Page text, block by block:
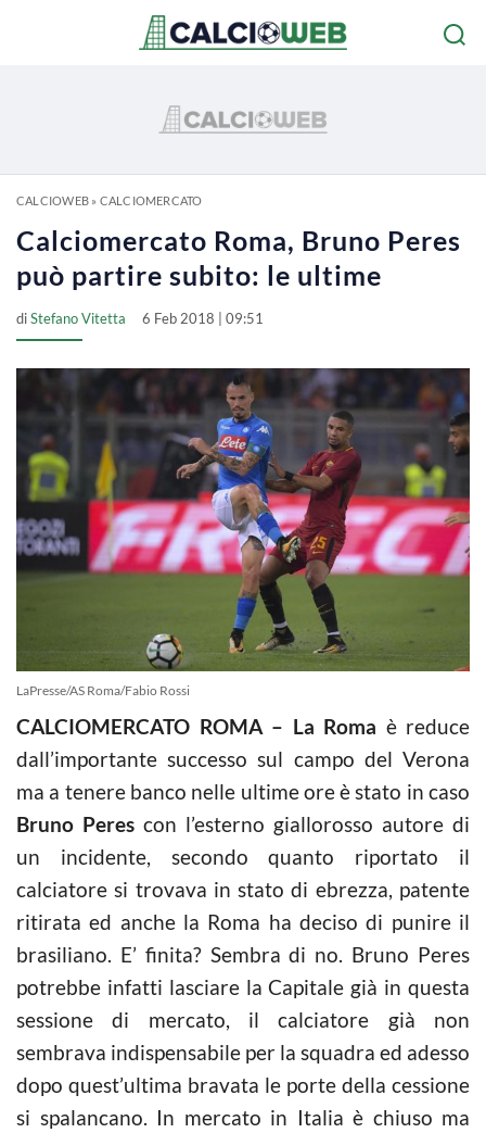
CALCIOWEB» CALCIOMERCATO
Calciomercato Roma, Bruno Peres
può partire subito: le ultime
diStefano Vitetta 6 Feb 2018 | 09:51
LaPresse/AS Roma/Fabio Rossi
CALCIOMERCATO ROMA – La Roma è reduce
dall’importante successo sul campo del Verona
ma a tenere banco nelle ultime ore è stato in caso
Bruno Peres con l’esterno giallorosso autore di
un incidente, secondo quanto riportato il
calciatore si trovava in stato di ebrezza, patente
ritirata ed anche la Roma ha deciso di punire il
brasiliano. E’ finita? Sembra di no. Bruno Peres
potrebbe infatti lasciare la Capitale già in questa
sessione di mercato, il calciatore già non
sembrava indispensabile per la squadra ed adesso
dopo quest’ultima bravata le porte della cessione
si spalancano. In mercato in Italia è chiuso ma